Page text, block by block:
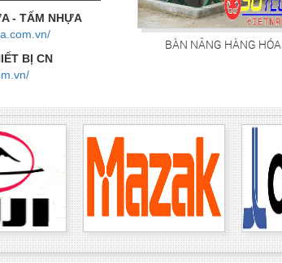
BÀN NÂNG HÀNG HÓA
- TẤM NHỰA
BỊ CN